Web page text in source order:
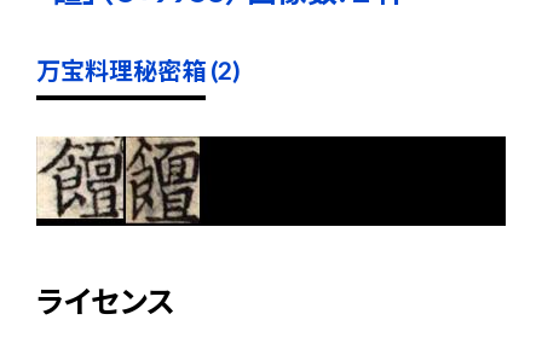
万宝料理秘密箱 (2)
ライセンス